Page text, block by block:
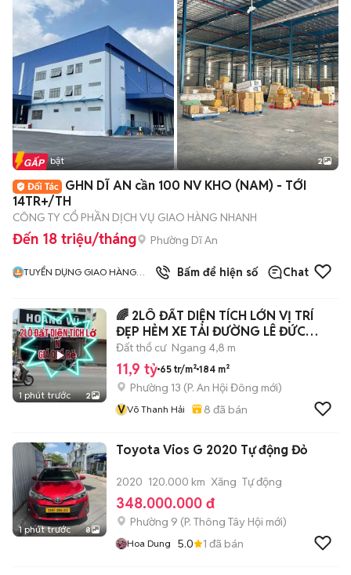
Tin nổi bật 2
GHN DĨ AN cần 100 NV KHO (NAM) - TỚI
14TR+/TH
CÔNG TY CỔ PHẦN DỊCH VỤ GIAO HÀNG NHANH
Đến 18 triệu/tháng Phường Dĩ An
TUYỂN DỤNG GIAO HÀNG
Bấm để hiện số Chat
1 phút trước 2
🌈 2LÔ ĐẤT DIỆN TÍCH LỚN VỊ TRÍ
ĐẸP HẺM XE TẢI ĐƯỜNG LÊ ĐỨC
THỌ,P13, QU
Đất thổ cư Ngang 4,8 m
11,9 tỷ 65 tr/m² 184 m²
Phường 13 (P. An Hội Đông mới)
VVõ Thanh Hải 8 đã bán
1 phút trước 8
Toyota Vios G 2020 Tự động Đỏ
2020 120.000 km Xăng Tự động
348.000.000 đ
Phường 9 (P. Thông Tây Hội mới)
Hoa Dung 5.0 1 đã bán